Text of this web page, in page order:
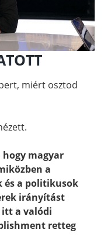
miért osztod
magyar
a
és a politikusok
irányítást
a valódi
retteg